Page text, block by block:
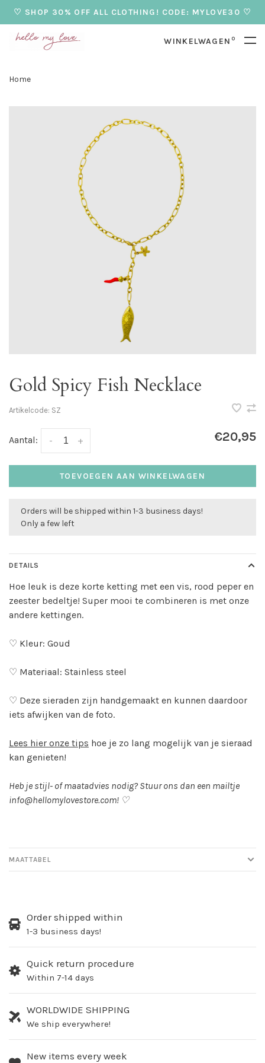
♡ SHOP 30% OFF ALL CLOTHING! CODE: MYLOVE30 ♡
WINKELWAGEN 0
Home
Gold Spicy Fish Necklace
Artikelcode: SZ
Aantal: +
- €20,95
TOEVOEGEN AAN WINKELWAGEN
Orders will be shipped within 1-3 business days!
Only a few left
DETAILS
Hoe leuk is deze korte ketting met een vis, rood peper en
zeester bedeltje! Super mooi te combineren is met onze
andere kettingen.
♡ Kleur: Goud
♡ Materiaal: Stainless steel
♡ Deze sieraden zijn handgemaakt en kunnen daardoor
iets afwijken van de foto.
Lees hier onze tips hoe je zo lang mogelijk van je sieraad
kan genieten!
Heb je stijl- of maatadvies nodig? Stuur ons dan een mailtje
info@hellomylovestore.com! ♡
MAATTABEL
Order shipped within
1-3 business days!
Quick return procedure
Within 7-14 days
WORLDWIDE SHIPPING
We ship everywhere!
New items every week